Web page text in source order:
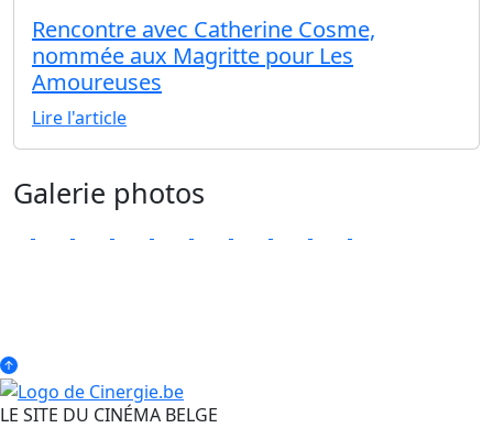
Rencontre avec Catherine Cosme,
nommée aux Magritte pour Les
Amoureuses
Lire l'article
Galerie photos
LE SITE DU CINÉMA BELGE